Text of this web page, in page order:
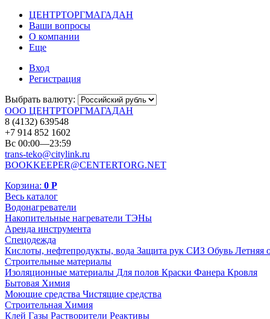
ЦЕНТРТОРГМАГАДАН
Ваши вопросы
О компании
Еще
Вход
Регистрация
Выбрать валюту:
ООО ЦЕНТРТОРГМАГАДАН
8 (4132) 639548
+7 914 852 1602
Вс 00:00—23:59
trans-teko@citylink.ru
BOOKKEEPER@CENTERTORG.NET
Корзина: 0 Р
Весь каталог
Водонагреватели
Накопительные нагреватели ТЭНы
Аренда инструмента
Спецодежда
Кислоты, нефтепродукты, вода Защита рук СИЗ Обувь Летняя
Строительные материалы
Изоляционные материалы Для полов Краски Фанера Кровля
Бытовая Химия
Моющие средства Чистящие средства
Строительная Химия
Клей Газы Растворители Реактивы